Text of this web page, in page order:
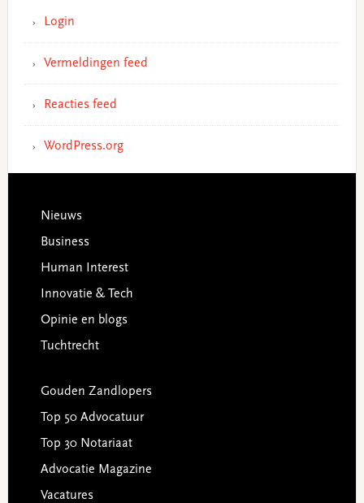
Login
Vermeldingen feed
Reacties feed
WordPress.org
Footer
Nieuws
Business
Human Interest
Innovatie & Tech
Opinie en blogs
Tuchtrecht
Gouden Zandlopers
Top 50 Advocatuur
Top 30 Notariaat
Advocatie Magazine
Vacatures